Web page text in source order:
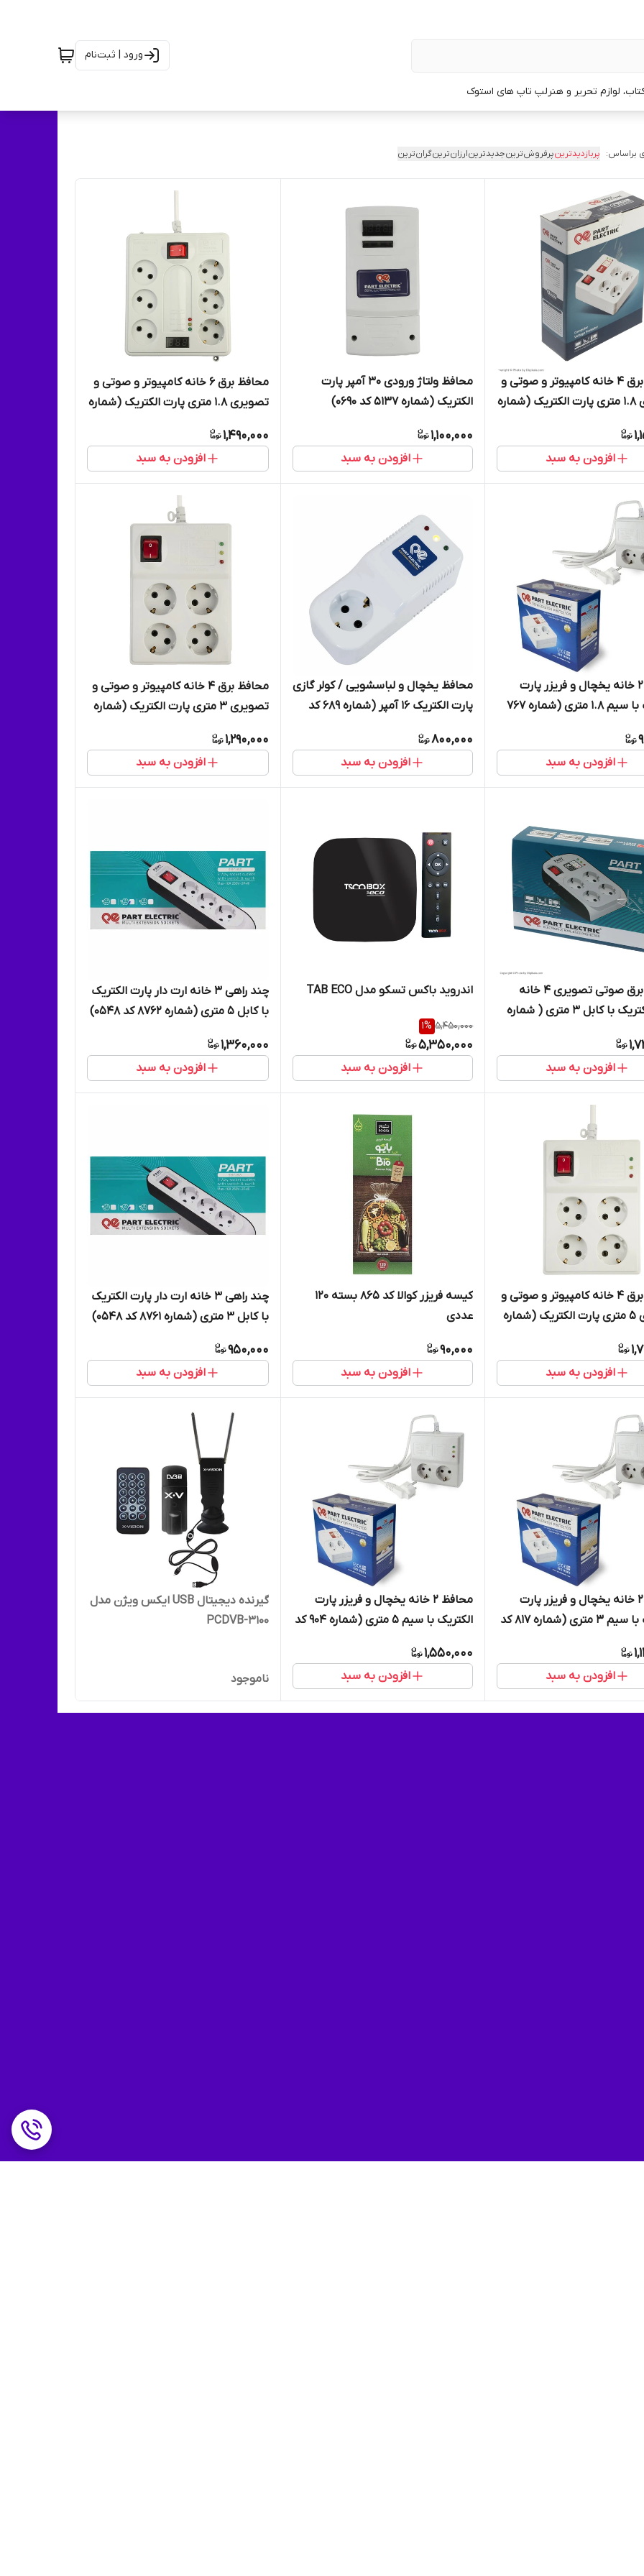
ورود | ثبت‌نام
لوازم تحریر و هنرلپ تاپ های استوک
براساس: پربازدیدترینپرفروش‌ترینجدیدترینارزان‌ترینگران‌ترین
محافظ برق 4 خانه کامپیوتر و صوتی و
تصویری 1.8 متری پارت الکتریک (شماره
افزودن به سبد
محافظ ولتاژ ورودی 30 آمپر پارت
الکتریک (شماره 5137 کد 0690)
1,100,000
افزودن به سبد
محافظ برق 6 خانه کامپیوتر و صوتی و
تصویری 1.8 متری پارت الکتریک (شماره
1,490,000
افزودن به سبد
محافظ 2 خانه یخچال و فریزر پارت
الکتریک با سیم 1.8 متری (شماره 767
افزودن به سبد
محافظ یخچال و لباسشویی / کولر گازی
پارت الکتریک 16 آمپر (شماره 689 کد
800,000
افزودن به سبد
محافظ برق 4 خانه کامپیوتر و صوتی و
تصویری 3 متری پارت الکتریک (شماره
1,290,000
افزودن به سبد
محافظ برق صوتی تصویری 4 خانه
پارت الکتریک با کابل 3 متری ( شماره
افزودن به سبد
اندروید باکس تسکو مدل TAB ECO
5,450,000
1%
5,350,000
افزودن به سبد
چند راهی 3 خانه ارت دار پارت الکتریک
با کابل 5 متری (شماره 8762 کد 0548)
1,360,000
افزودن به سبد
محافظ برق 4 خانه کامپیوتر و صوتی و
تصویری 5 متری پارت الکتریک (شماره
افزودن به سبد
کیسه فریزر کوالا کد 865 بسته 120
عددی
90,000
افزودن به سبد
چند راهی 3 خانه ارت دار پارت الکتریک
با کابل 3 متری (شماره 8761 کد 0548)
950,000
افزودن به سبد
محافظ 2 خانه یخچال و فریزر پارت
الکتریک با سیم 3 متری (شماره 817 کد
افزودن به سبد
محافظ 2 خانه یخچال و فریزر پارت
الکتریک با سیم 5 متری (شماره 904 کد
1,550,000
افزودن به سبد
گیرنده دیجیتال USB ایکس ویژن مدل
PCDVB-3100
ناموجود